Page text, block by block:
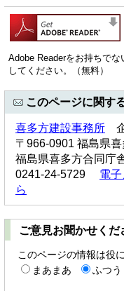
Adobe Readerをお持ちで
してください。（無料）
このページに関す
喜多方建設事務所
〒966-0901 福島県
福島県喜多方合同
0241-24-5729 電
ら
ご意見お聞かせくだ
このページの情報は役
まあまあ
ふつう